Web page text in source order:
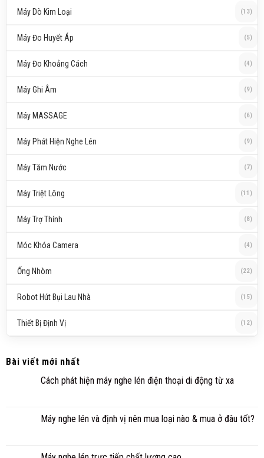
Máy Dò Kim Loại (13)
Máy Đo Huyết Áp (5)
Máy Đo Khoảng Cách (4)
Máy Ghi Âm (9)
Máy MASSAGE (6)
Máy Phát Hiện Nghe Lén (9)
Máy Tăm Nước (7)
Máy Triệt Lông (11)
Máy Trợ Thính (8)
Móc Khóa Camera (4)
Ống Nhòm (22)
Robot Hút Bụi Lau Nhà (15)
Thiết Bị Định Vị (12)
Bài viết mới nhất
Cách phát hiện máy nghe lén điện thoại di động từ xa
Máy nghe lén và định vị nên mua loại nào & mua ở đâu tốt?